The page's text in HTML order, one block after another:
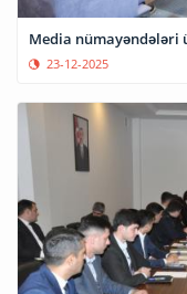
Media
23-12-2025